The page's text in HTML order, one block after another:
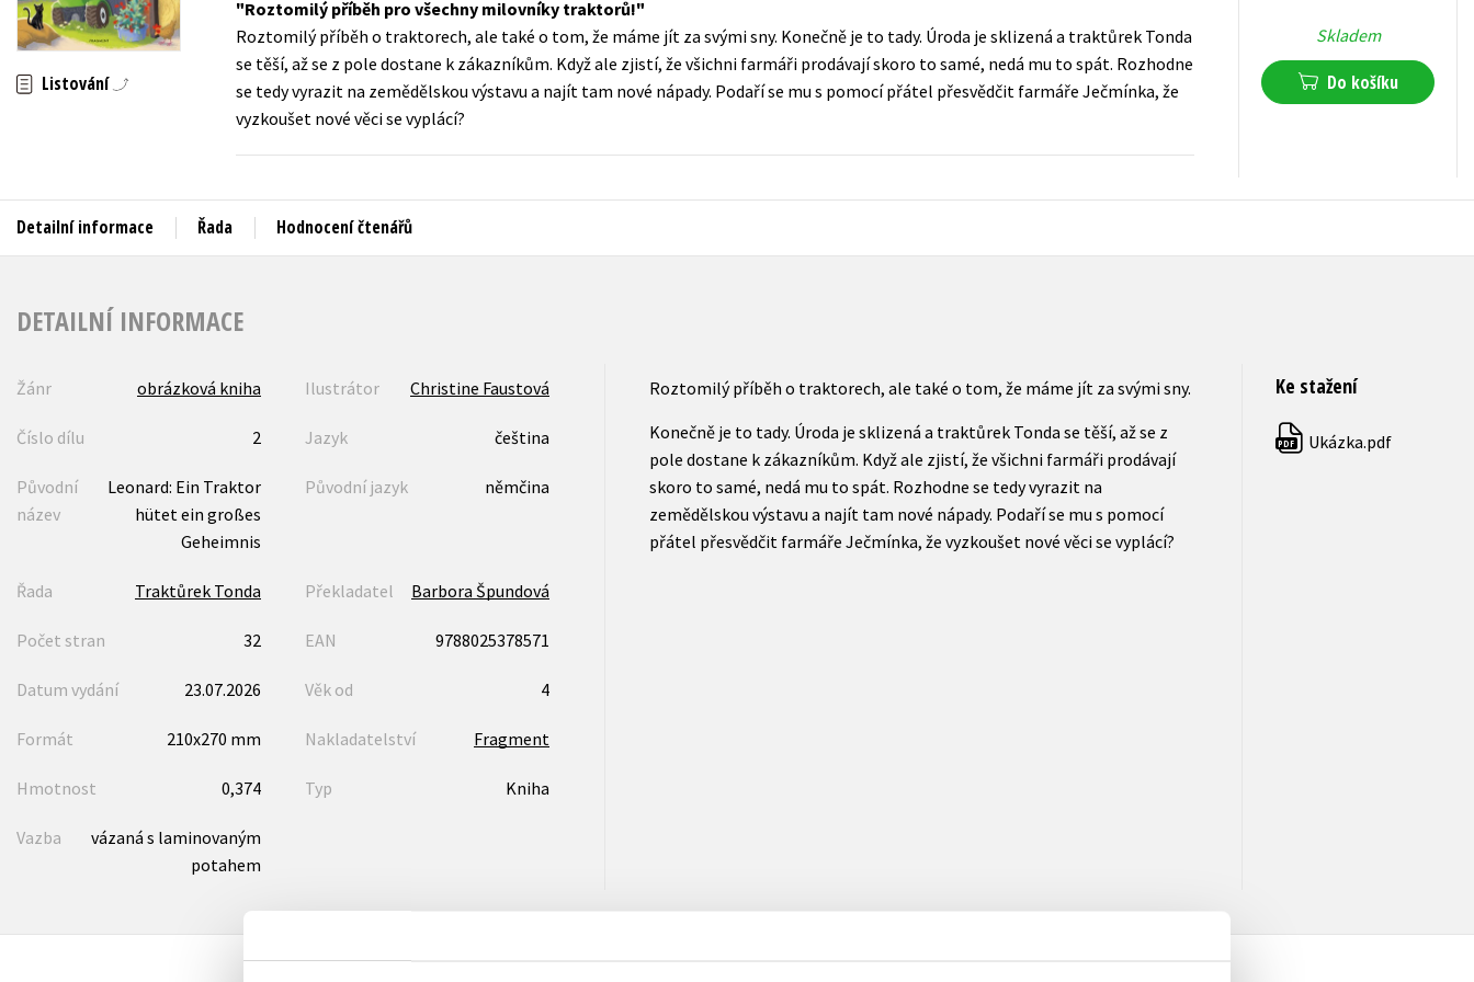
Auto - moto
Beletrie pro děti
Beletrie pro dospělé
Jazyky
Kalendáře
Kariéra a osobní rozvoj
Populárně - naučná pro dospělé
Populárně - naučné pro děti
Předškoláci
Young adult (SK)
Zahraniční literatura
Listování
Roztomilý příběh pro všechny milovníky traktorů!
Roztomilý příběh o traktorech, ale také o tom, že máme jít za svými sny. Konečně je to tady. Úroda je sklizená a traktůrek Tonda
se těší, až se z pole dostane k zákazníkům. Když ale zjistí, že všichni farmáři prodávají skoro to samé, nedá mu to spát. Rozhodne
se tedy vyrazit na zemědělskou výstavu a najít tam nové nápady. Podaří se mu s pomocí přátel přesvědčit farmáře Ječmínka, že
vyzkoušet nové věci se vyplácí?
Skladem
Do košíku
Detailní informace Řada Hodnocení čtenářů
DETAILNÍ INFORMACE
Žánr obrázková kniha Ilustrátor Christine Faustová
Číslo dílu 2 Jazyk čeština
Původní
název
Leonard: Ein Traktor
hütet ein großes
Geheimnis
Původní jazyk němčina
Řada Traktůrek Tonda Překladatel Barbora Špundová
Počet stran 32 EAN 9788025378571
Datum vydání 23.07.2026 Věk od 4
Formát 210x270 mm Nakladatelství Fragment
Hmotnost 0,374 Typ Kniha
Vazba
vázaná s laminovaným
potahem
Roztomilý příběh o traktorech, ale také o tom, že máme jít za svými sny.
Konečně je to tady. Úroda je sklizená a traktůrek Tonda se těší, až se z
pole dostane k zákazníkům. Když ale zjistí, že všichni farmáři prodávají
skoro to samé, nedá mu to spát. Rozhodne se tedy vyrazit na
zemědělskou výstavu a najít tam nové nápady. Podaří se mu s pomocí
přátel přesvědčit farmáře Ječmínka, že vyzkoušet nové věci se vyplácí?
Ke stažení
PDF Ukázka.pdf